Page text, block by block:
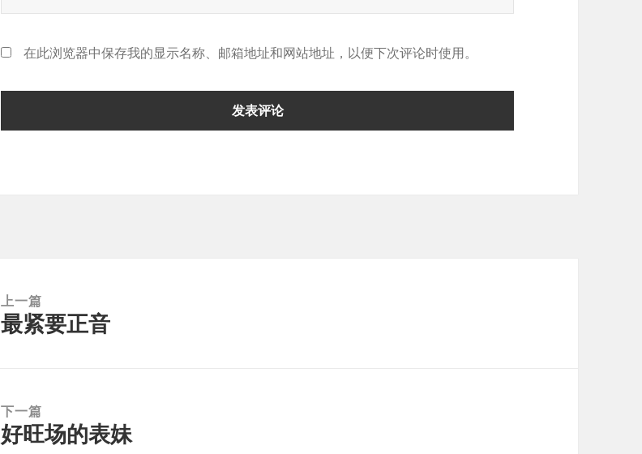
在此浏览器中保存我的显示名称、邮箱地址和网站地址，以便下次评论时使用。
上一篇
上
最紧要正音
下一篇
下
好旺场的表妹